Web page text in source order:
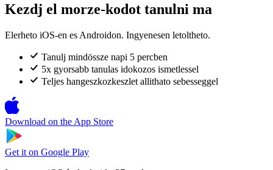
Kezdj el morze-kodot tanulni ma
Elerheto iOS-en es Androidon. Ingyenesen letoltheto.
Tanulj mindössze napi 5 percben
5x gyorsabb tanulas idokozos ismetlessel
Teljes hangeszkozkeszlet allithato sebesseggel
Download on the App Store
Get it on Google Play